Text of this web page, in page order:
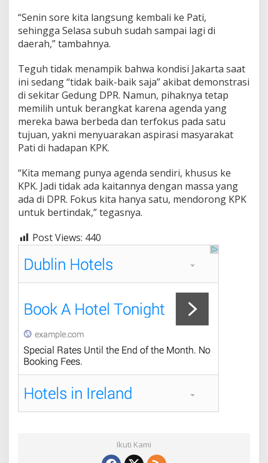
s
I
b
K
t
a
“Senin sore kita langsung kembali ke Pati,
sehingga Selasa subuh sudah sampai lagi di
daerah,” tambahnya.
Teguh tidak menampik bahwa kondisi Jakarta saat
ini sedang “tidak baik-baik saja” akibat demonstrasi
di sekitar Gedung DPR. Namun, pihaknya tetap
memilih untuk berangkat karena agenda yang
mereka bawa berbeda dan terfokus pada satu
tujuan, yakni menyuarakan aspirasi masyarakat
Pati di hadapan KPK.
“Kita memang punya agenda sendiri, khusus ke
KPK. Jadi tidak ada kaitannya dengan massa yang
ada di DPR. Fokus kita hanya satu, mendorong KPK
untuk bertindak,” tegasnya.
Post Views: 440
Ikuti Kami